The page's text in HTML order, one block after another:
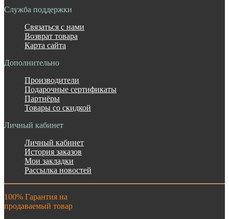
Служба поддержки
Связаться с нами
Возврат товара
Карта сайта
Дополнительно
Производители
Подарочные сертификаты
Партнёры
Товары со скидкой
Личный кабинет
Личный кабинет
История заказов
Мои закладки
Рассылка новостей
100% Гарантия на
продаваемый товар